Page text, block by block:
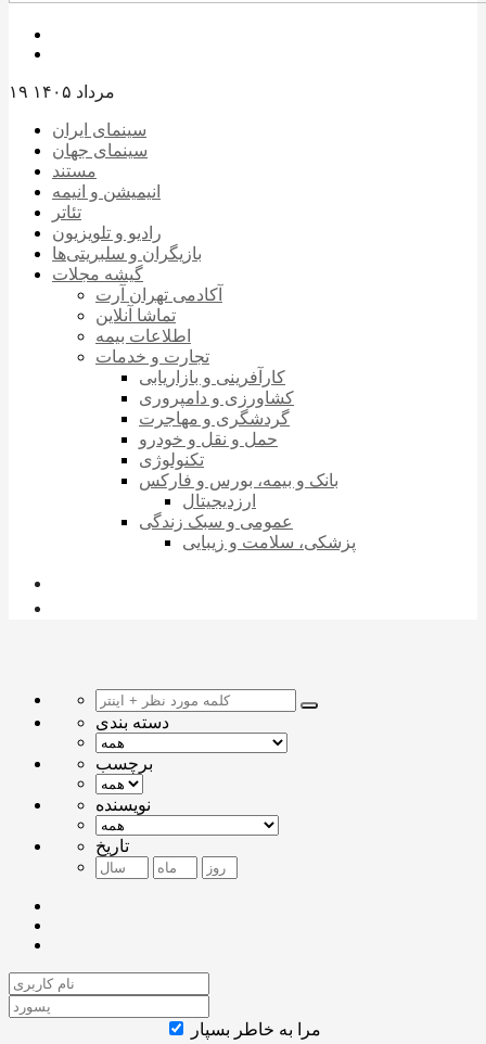
۱۹ مرداد ۱۴۰۵
سینمای ایران
سینمای جهان
مستند
انیمیشن و انیمه
تئاتر
رادیو و تلویزیون
بازیگران و سلبریتی‌ها
گیشه مجلات
آکادمی تهران آرت
تماشا آنلاین
اطلاعات بیمه
تجارت و خدمات
کارآفرینی و بازاریابی
کشاورزی و دامپروری
گردشگری و مهاجرت
حمل و نقل و خودرو
تکنولوژی
بانک و بیمه، بورس و فارکس
ارزدیجیتال
عمومی و سبک زندگی
پزشکی، سلامت و زیبایی
دسته بندی
برچسب
نویسنده
تاریخ
مرا به خاطر بسپار